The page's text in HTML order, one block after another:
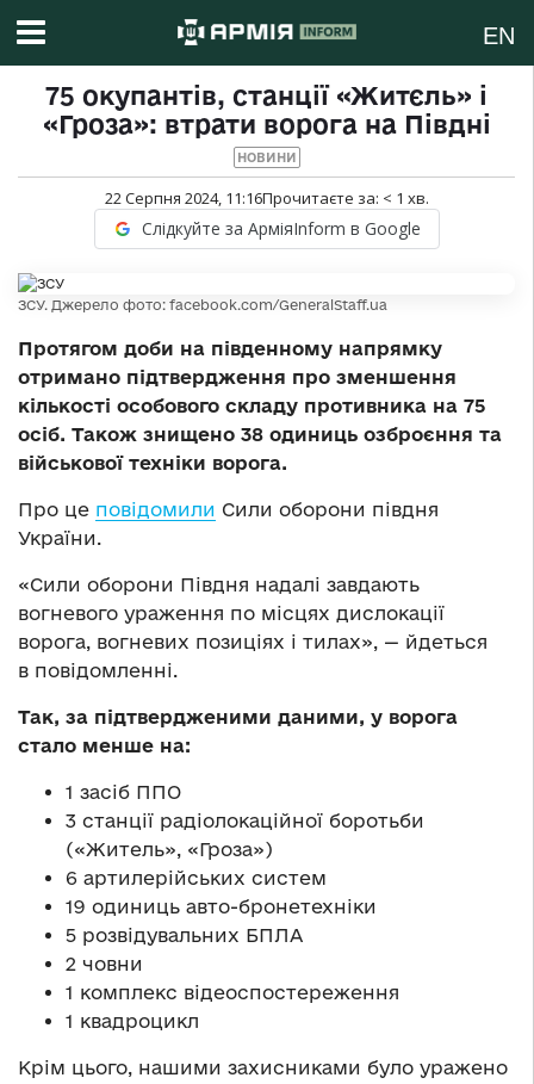
EN
75 окупантів, станції «Житєль» і
«Гроза»: втрати ворога на Півдні
НОВИНИ
22 Серпня 2024, 11:16Прочитаєте за: < 1 хв.
Слідкуйте за АрміяInform в Google
ЗСУ. Джерело фото: facebook.com/GeneralStaff.ua
Протягом доби на південному напрямку
отримано підтвердження про зменшення
кількості особового складу противника на 75
осіб. Також знищено 38 одиниць озброєння та
військової техніки ворога.
Про це повідомили Сили оборони півдня
України.
«Сили оборони Півдня надалі завдають
вогневого ураження по місцях дислокації
ворога, вогневих позиціях і тилах», — йдеться
в повідомленні.
Так, за підтвердженими даними, у ворога
стало менше на:
1 засіб ППО
3 станції радіолокаційної боротьби
(«Житель», «Гроза»)
6 артилерійських систем
19 одиниць авто-бронетехніки
5 розвідувальних БПЛА
2 човни
1 комплекс відеоспостереження
1 квадроцикл
Крім цього, нашими захисниками було уражено